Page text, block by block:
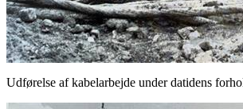
Udførelse af kabelarbejde under datidens